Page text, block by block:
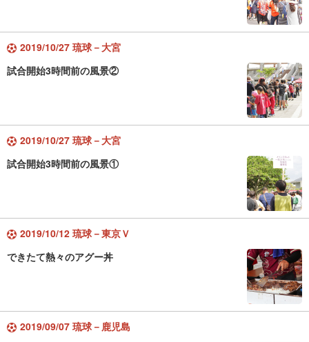
2019/10/27 琉球－大宮
試合開始3時間前の風景②
2019/10/27 琉球－大宮
試合開始3時間前の風景①
2019/10/12 琉球－東京Ｖ
できたて熱々のアグー丼
2019/09/07 琉球－鹿児島